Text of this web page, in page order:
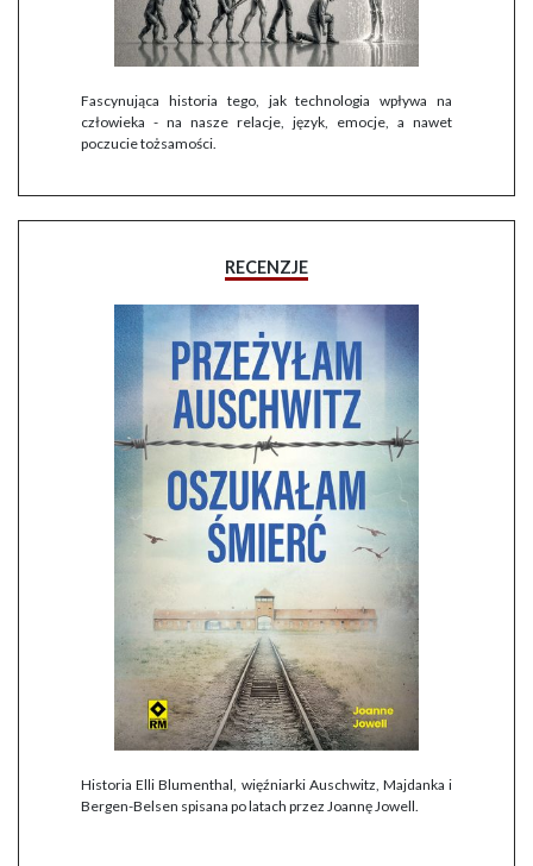
Fascynująca historia tego, jak technologia wpływa na
człowieka - na nasze relacje, język, emocje, a nawet
poczucie tożsamości.
RECENZJE
Historia Elli Blumenthal, więźniarki Auschwitz, Majdanka i
Bergen-Belsen spisana po latach przez Joannę Jowell.